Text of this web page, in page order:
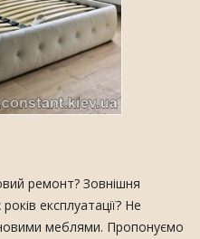
ремонт? Зовнішня
експлуатації? Не
меблями. Пропонуємо